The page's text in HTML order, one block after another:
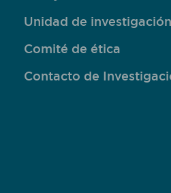
Unidad de investigación
Comité de ética
Contacto de